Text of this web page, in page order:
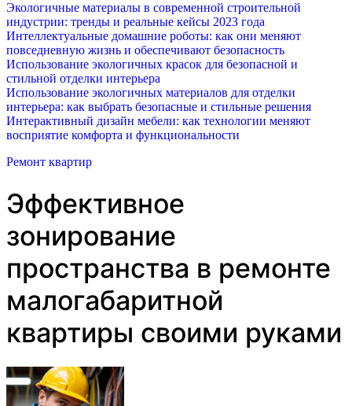
Экологичные материалы в современной строительной
индустрии: тренды и реальные кейсы 2023 года
Интеллектуальные домашние роботы: как они меняют
повседневную жизнь и обеспечивают безопасность
Использование экологичных красок для безопасной и
стильной отделки интерьера
Использование экологичных материалов для отделки
интерьера: как выбрать безопасные и стильные решения
Интерактивный дизайн мебели: как технологии меняют
восприятие комфорта и функциональности
Ремонт квартир
Эффективное
зонирование
пространства в ремонте
малогабаритной
квартиры своими руками